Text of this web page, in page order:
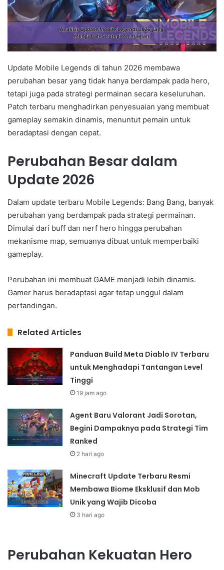
Update Mobile Legends di tahun 2026 membawa
perubahan besar yang tidak hanya berdampak pada hero,
tetapi juga pada strategi permainan secara keseluruhan.
Patch terbaru menghadirkan penyesuaian yang membuat
gameplay semakin dinamis, menuntut pemain untuk
beradaptasi dengan cepat.
Perubahan Besar dalam
Update 2026
Dalam update terbaru Mobile Legends: Bang Bang, banyak
perubahan yang berdampak pada strategi permainan.
Dimulai dari buff dan nerf hero hingga perubahan
mekanisme map, semuanya dibuat untuk memperbaiki
gameplay.
Perubahan ini membuat GAME menjadi lebih dinamis.
Gamer harus beradaptasi agar tetap unggul dalam
pertandingan.
Related Articles
Panduan Build Meta Diablo IV Terbaru
untuk Menghadapi Tantangan Level
Tinggi
19 jam ago
Agent Baru Valorant Jadi Sorotan,
Begini Dampaknya pada Strategi Tim
Ranked
2 hari ago
Minecraft Update Terbaru Resmi
Membawa Biome Eksklusif dan Mob
Unik yang Wajib Dicoba
3 hari ago
Perubahan Kekuatan Hero